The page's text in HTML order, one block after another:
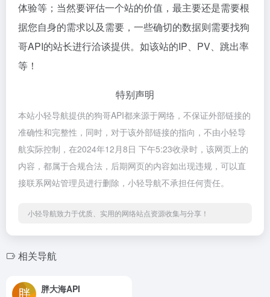
体验等；当然要评估一个站的价值，最主要还是需要根
据您自身的需求以及需要，一些确切的数据则需要找狗
哥API的站长进行洽谈提供。如该站的IP、PV、跳出率
等！
特别声明
本站小轻导航提供的狗哥API都来源于网络，不保证外部链接的
准确性和完整性，同时，对于该外部链接的指向，不由小轻导
航实际控制，在2024年12月8日 下午5:23收录时，该网页上的
内容，都属于合规合法，后期网页的内容如出现违规，可以直
接联系网站管理员进行删除，小轻导航不承担任何责任。
小轻导航致力于优质、实用的网络站点资源收集与分享！
相关导航
胖大海API